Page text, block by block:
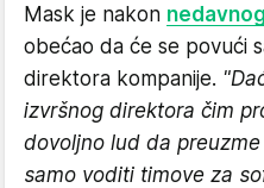
Mask je nakon
obećao da će se povući
direktora kompanije.
izvršnog direktora čim
dovoljno lud da
samo voditi timove za